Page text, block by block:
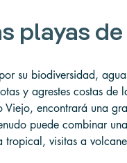
playas
su biodiversidad,
y agrestes costas
Viejo, encontrará una
puede combinar
visitas a